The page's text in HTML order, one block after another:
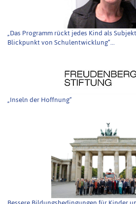
„Das Programm rückt jedes Kind als
Blickpunkt von Schulentwicklung“...
„Inseln der Hoffnung“
Bessere Bildungsbedingungen für Kinder